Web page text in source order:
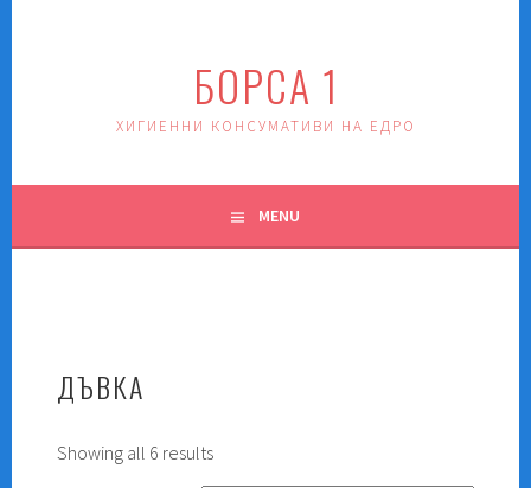
БОРСА 1
ХИГИЕННИ КОНСУМАТИВИ НА ЕДРО
MENU
ДЪВКА
Showing all 6 results